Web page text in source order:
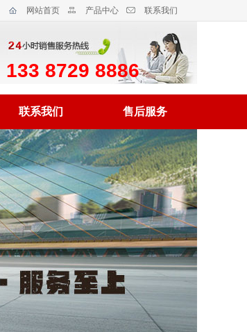
网站首页 产品中心 联系我们
133 8729 8886
联系我们 售后服务